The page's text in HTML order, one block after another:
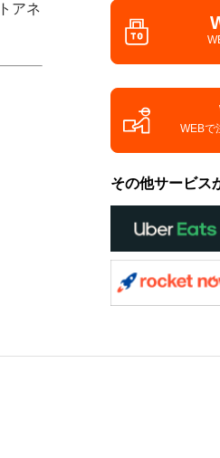
アネ
WEBで
その他サービス